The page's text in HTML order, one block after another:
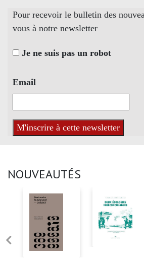
Pour recevoir le bulletin des
vous à notre newsletter
Je ne suis pas un robot
Email
NOUVEAUTÉS